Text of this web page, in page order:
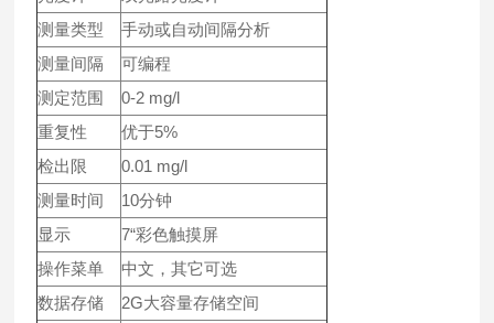
测量类型
手动或自动间隔分析
测量间隔
可编程
测定范围
0-2 mg/l
重复性
优于5%
检出限
0.01 mg/l
测量时间
10分钟
显示
7“彩色触摸屏
操作菜单
中文，其它可选
数据存储
2G大容量存储空间